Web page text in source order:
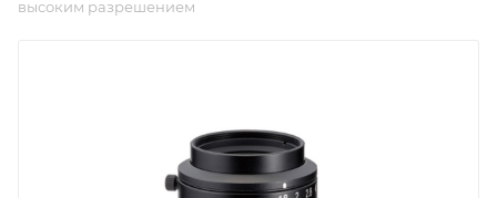
высоким разрешением